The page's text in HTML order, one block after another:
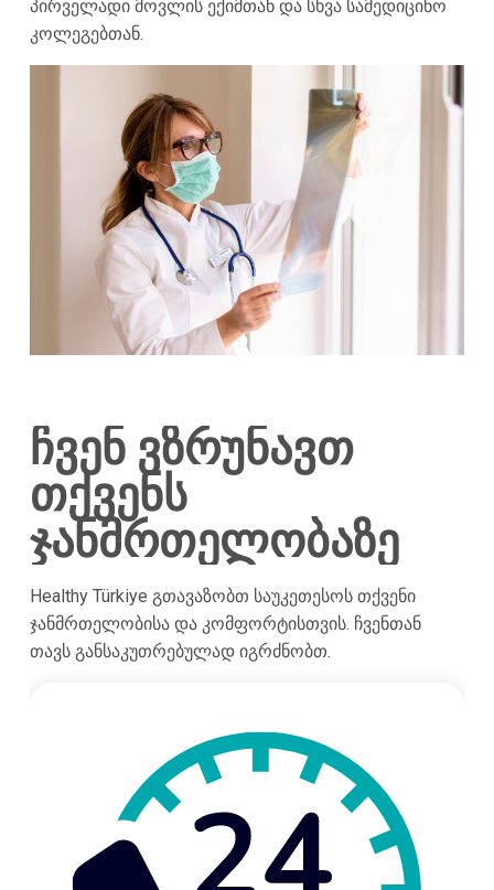
პირველადი მოვლის ექიმთან და სხვა სამედიცინო
კოლეგებთან.
ჩვენ ვზრუნავთ
თქვენს
ჯანმრთელობაზე
Healthy Türkiye გთავაზობთ საუკეთესოს თქვენი
ჯანმრთელობისა და კომფორტისთვის. ჩვენთან
თავს განსაკუთრებულად იგრძნობთ.